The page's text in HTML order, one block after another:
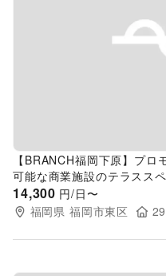
Previous slide
【BRANCH福岡下原】プ
可能な商業施設のテラスス
14,300 円/日〜
福岡県 福岡市東区